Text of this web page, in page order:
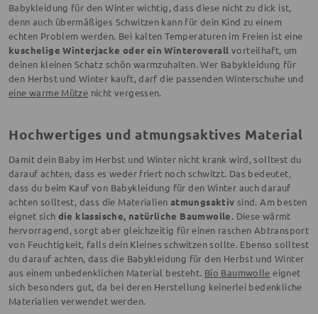
Babykleidung für den Winter wichtig, dass diese nicht zu dick ist,
denn auch übermäßiges Schwitzen kann für dein Kind zu einem
echten Problem werden. Bei kalten Temperaturen im Freien ist eine
kuschelige Winterjacke oder ein Winteroverall vorteilhaft, um
deinen kleinen Schatz schön warmzuhalten. Wer Babykleidung für
den Herbst und Winter kauft, darf die passenden Winterschuhe und
eine warme Mütze nicht vergessen.
Hochwertiges und atmungsaktives Material
Damit dein Baby im Herbst und Winter nicht krank wird, solltest du
darauf achten, dass es weder friert noch schwitzt. Das bedeutet,
dass du beim Kauf von Babykleidung für den Winter auch darauf
achten solltest, dass die Materialien atmungsaktiv sind. Am besten
eignet sich die klassische, natürliche Baumwolle. Diese wärmt
hervorragend, sorgt aber gleichzeitig für einen raschen Abtransport
von Feuchtigkeit, falls dein Kleines schwitzen sollte. Ebenso solltest
du darauf achten, dass die Babykleidung für den Herbst und Winter
aus einem unbedenklichen Material besteht. Bio Baumwolle eignet
sich besonders gut, da bei deren Herstellung keinerlei bedenkliche
Materialien verwendet werden.